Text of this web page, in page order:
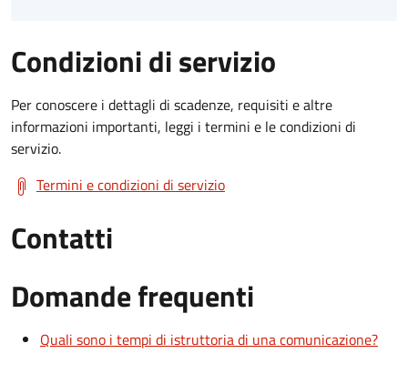
Condizioni di servizio
Per conoscere i dettagli di scadenze, requisiti e altre
informazioni importanti, leggi i termini e le condizioni di
servizio.
Termini e condizioni di servizio
Contatti
Domande frequenti
Quali sono i tempi di istruttoria di una comunicazione?